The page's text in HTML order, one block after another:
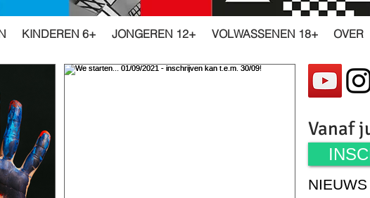
KINDEREN 6+ JONGEREN 12+ VOLWASSENEN 18+ OVER
Vanaf
NIEUWS